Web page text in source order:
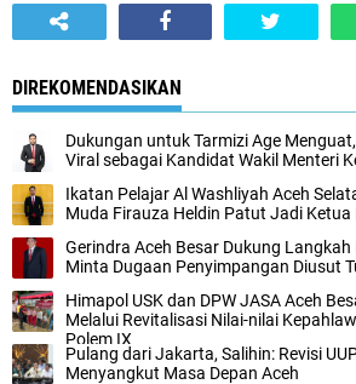
DIREKOMENDASIKAN
Dukungan untuk Tarmizi Age
Viral sebagai Kandidat Wakil Menteri
Ikatan Pelajar Al Washliyah Aceh
Muda Firauza Heldin Patut Jadi Ketua
Gerindra Aceh Besar Dukung Langkah
Minta Dugaan Penyimpangan Diusut
Himapol USK dan DPW JASA Aceh
Melalui Revitalisasi Nilai-nilai
Polem IX
Pulang dari Jakarta, Salihin: Revisi
Menyangkut Masa Depan Aceh